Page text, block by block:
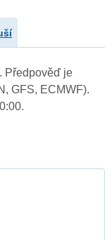
Předpověď je
GFS, ECMWF).